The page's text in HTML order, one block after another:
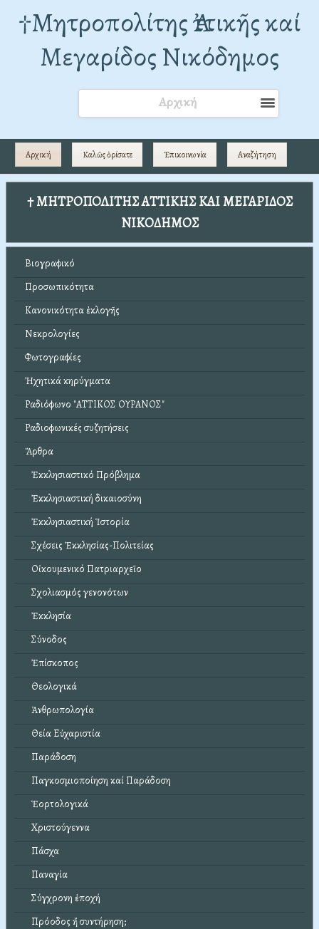
†Mητροπολίτης Ἀττικῆς καί
Μεγαρίδος Νικόδημος
Αρχική
Αρχική Καλῶς ὁρίσατε Ἐπικοινωνία Αναζήτηση
† ΜΗΤΡΟΠΟΛΙΤΗΣ ΑΤΤΙΚΗΣ ΚΑΙ ΜΕΓΑΡΙΔΟΣ
ΝΙΚΟΔΗΜΟΣ
Βιογραφικό
Προσωπικότητα
Κανονικότητα ἐκλογῆς
Νεκρολογίες
Φωτογραφίες
Ἠχητικά κηρύγματα
Ραδιόφωνο "ΑΤΤΙΚΟΣ ΟΥΡΑΝΟΣ"
Ραδιοφωνικές συζητήσεις
Ἄρθρα
Ἐκκλησιαστικό Πρόβλημα
Ἐκκλησιαστική δικαιοσύνη
Ἐκκλησιαστική Ἱστορία
Σχέσεις Ἐκκλησίας-Πολιτείας
Οἰκουμενικό Πατριαρχεῖο
Σχολιασμός γενονότων
Ἐκκλησία
Σύνοδος
Ἐπίσκοπος
Θεολογικά
Ἀνθρωπολογία
Θεία Εὐχαριστία
Παράδοση
Παγκοσμιοποίηση καί Παράδοση
Ἑορτολογικά
Χριστούγεννα
Πάσχα
Παναγία
Σύγχρονη ἐποχή
Πρόοδος ἤ συντήρηση;